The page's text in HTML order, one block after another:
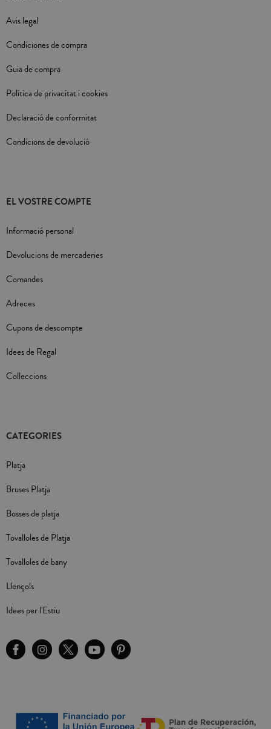
Avis legal
Condiciones de compra
Guia de compra
Política de privacitat i cookies
Declaració de conformitat
Condicions de devolució
EL VOSTRE COMPTE
Informació personal
Devolucions de mercaderies
Comandes
Adreces
Cupons de descompte
Idees de Regal
Colleccions
CATEGORIES
Platja
Bruses Platja
Bosses de platja
Tovalloles de Platja
Tovalloles de bany
Llençols
Idees per l'Estiu